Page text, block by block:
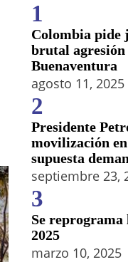
1
Colombia pide
brutal agresión
Buenaventura
agosto 11, 2025
2
Presidente
movilización
supuesta
septiembre 23,
3
Se
2025
marzo 10, 2025